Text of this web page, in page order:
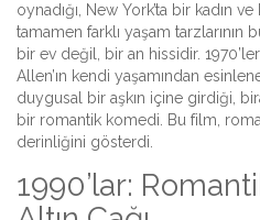
oynadığı, New York’ta bir kadın
tamamen farklı yaşam tarzlarının
bir ev değil, bir an hissidir.
Allen’ın kendi yaşamından
duygusal bir aşkın içine girdiği,
bir romantik komedi . Bu film,
derinliğini gösterdi.
1990’lar: